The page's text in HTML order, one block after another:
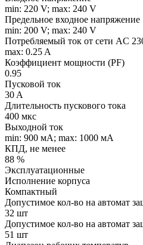
min: 220 V; max: 240 V
Предельное входное напряжение
min: 200 V; max: 240 V
Потребляемый ток от сети AC
max: 0.25 A
Коэффициент мощности (PF)
0.95
Пусковой ток
30 A
Длительность пускового тока
400 мкс
Выходной ток
min: 900 мA; max: 1000 мA
КПД, не менее
88 %
Эксплуатационные
Исполнение корпуса
Компактный
Допустимое кол-во на автомат
32 шт
Допустимое кол-во на автомат
51 шт